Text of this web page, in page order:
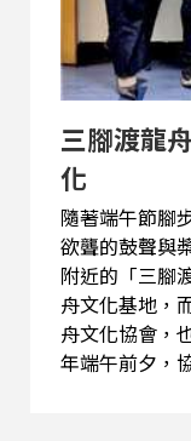
三腳渡龍
化
隨著端午節腳
欲聾的鼓聲與
附近的「三腳
舟文化基地，
舟文化協會，
年端午前夕，